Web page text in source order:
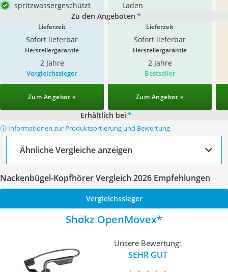
spritzwassergeschützt
Laden
Zu den Angeboten *
Lieferzeit
Sofort lieferbar
Lieferzeit
Sofort lieferbar
Herstellergarantie
2 Jahre
Herstellergarantie
2 Jahre
Vergleichssieger
Zum Angebot »
Bestseller
Zum Angebot »
Erhältlich bei *
ⓘ Informationen zur Produktsortierung und Bewertung
Ähnliche Vergleiche anzeigen
Nackenbügel-Kopfhörer Vergleich 2026 Empfehlungen
Vergleichssieger
Shokz OpenMovex
Unsere Bewertung:
SEHR GUT